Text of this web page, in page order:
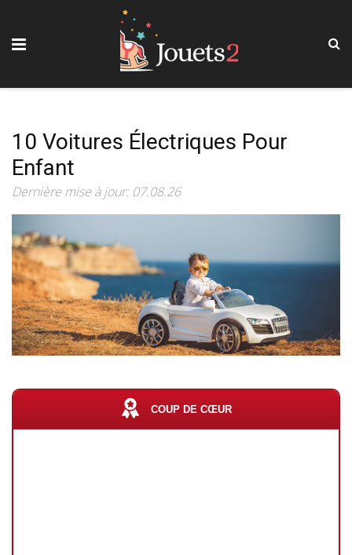
10 Voitures Électriques Pour
Enfant
Dernière mise à jour: 07.08.26
COUP DE CŒUR